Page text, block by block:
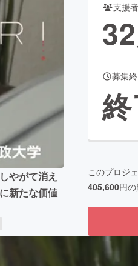
ビューティー・ヘルス
CAMPFIRE Creation
machi-ya
やがて消え
新たな価値
支援
32
募集
このプロジェ
405,600円の